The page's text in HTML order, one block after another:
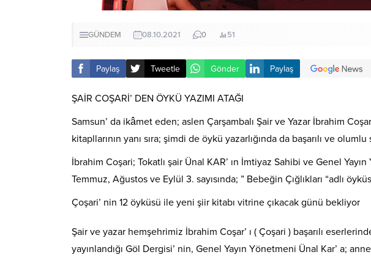
GÜNDEM 08.10.2021 0 51
Paylaş Tweetle Gönder Paylaş
ŞAİR COŞARİ’ DEN ÖYKÜ YAZIMI ATAĞI
Samsun’ da ikâmet eden; aslen Çarşambalı Şair ve Yazar İbrahim
kitapllarının yanı sıra; şimdi de öykü yazarlığında da başarılı ve
İbrahim Coşari; Tokatlı şair Ünal KAR’ ın İmtiyaz Sahibi ve Genel
Temmuz, Ağustos ve Eylül 3. sayısında; ” Bebeğin Çığlıkları “adlı
Çoşari’ nin 12 öyküsü ile yeni şiir kitabı vitrine çıkacak günü bekliyor
Şair ve yazar hemşehrimiz İbrahim Coşar’ ı ( Çoşari ) başarılı
yayınlandığı Göl Dergisi’ nin, Genel Yayın Yönetmeni Ünal Kar’ a;